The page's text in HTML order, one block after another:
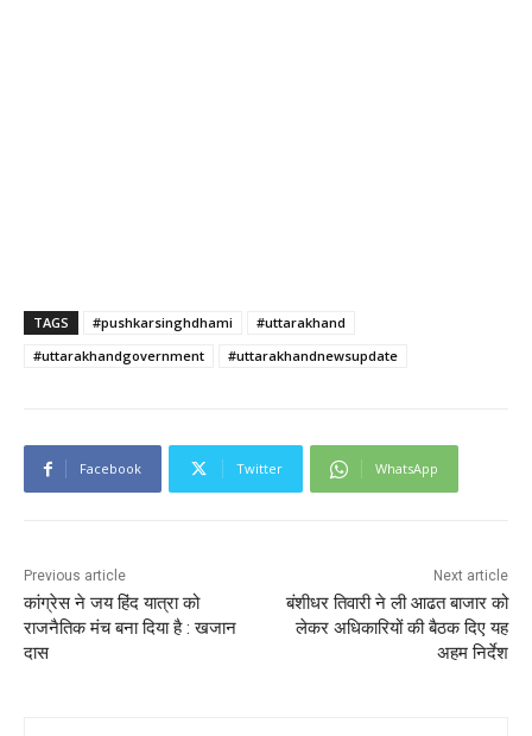
TAGS #pushkarsinghdhami
#uttarakhand
#uttarakhandgovernment
#uttarakhandnewsupdate
Facebook Twitter WhatsApp
Previous article
कांग्रेस ने जय हिंद यात्रा को
राजनैतिक मंच बना दिया है : खजान
दास
Next article
बंशीधर तिवारी ने ली आढत बाजार को
लेकर अधिकारियों की बैठक दिए यह
अहम निर्देश